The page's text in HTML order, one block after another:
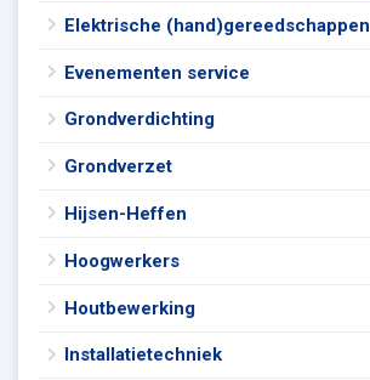
Elektrische (hand)gereedschappen
Evenementen service
Grondverdichting
Grondverzet
Hijsen-Heffen
Hoogwerkers
Houtbewerking
Installatietechniek